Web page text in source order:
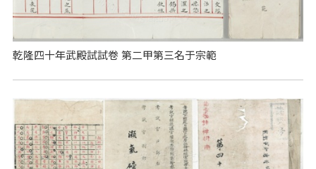
乾隆四十年武殿試試卷 第二甲第三名于宗範